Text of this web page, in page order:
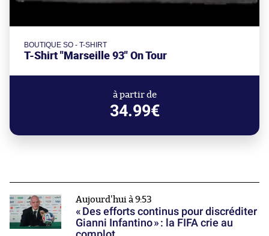
BOUTIQUE SO - T-SHIRT
T-Shirt "Marseille 93" On Tour
à partir de
34.99€
Aujourd'hui à 9:53
« Des efforts continus pour discréditer
Gianni Infantino » : la FIFA crie au